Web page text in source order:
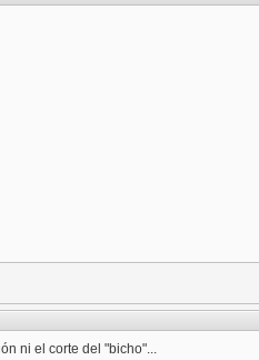
ni el corte del "bicho"...